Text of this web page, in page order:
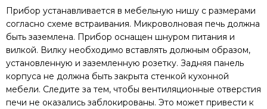
Прибор устанавливается в мебельную нишу с размерами
согласно схеме встраивания. Микроволновая печь должна
быть заземлена. Прибор оснащен шнуром питания и
вилкой. Вилку необходимо вставлять должным образом,
установленную и заземленную розетку. Задняя панель
корпуса не должна быть закрыта стенкой кухонной
мебели. Следите за тем, чтобы вентиляционные отверстия
печи не оказались заблокированы. Это может привести к